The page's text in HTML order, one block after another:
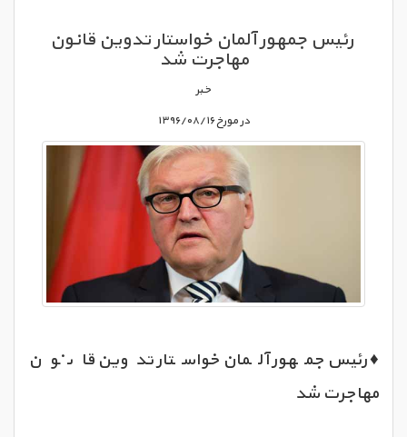
رئیس جمهور آلمان خواستار تدوین قانون
مهاجرت شد
خبر
در مورخ ۱۳۹۶/۰۸/۱۶
♦️ رئیس جمهور آلمان خواستار تدوین قانون
مهاجرت شد